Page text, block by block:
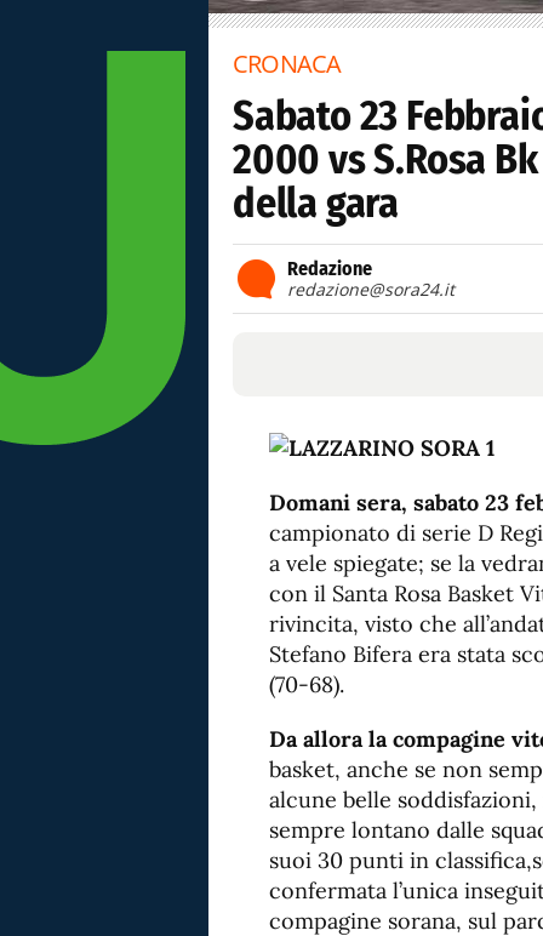
CRONACA
Sabato 23
2000 vs S.Rosa
della gara
Redazione
redazione@sora24.it
Domani sera, sabato 23
campionato di serie D
a vele spiegate; se la
con il Santa Rosa Basket
rivincita, visto che
Stefano Bifera era stata
(70-68).
Da allora la compagine
basket, anche se non
alcune belle
sempre lontano dalle
suoi 30 punti in
confermata l’unica
compagine sorana, sul